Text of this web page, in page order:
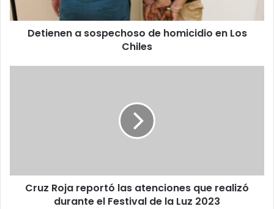
Chiles
Detienen a sospechoso de homicidio en Los
Chiles
el
FestivalCruz Roja reportó las atenciones que realizó
durante el Festival de la Luz 2023